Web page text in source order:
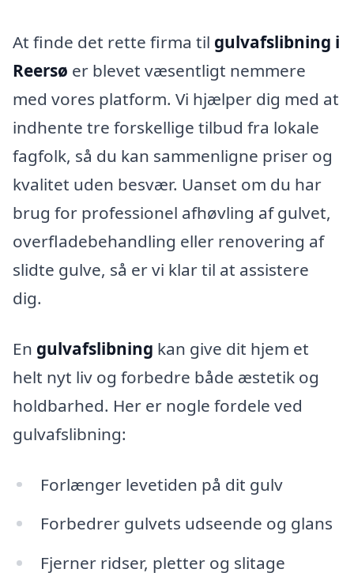
At finde det rette firma til gulvafslibning i
Reersø er blevet væsentligt nemmere
med vores platform. Vi hjælper dig med at
indhente tre forskellige tilbud fra lokale
fagfolk, så du kan sammenligne priser og
kvalitet uden besvær. Uanset om du har
brug for professionel afhøvling af gulvet,
overfladebehandling eller renovering af
slidte gulve, så er vi klar til at assistere
dig.
En gulvafslibning kan give dit hjem et
helt nyt liv og forbedre både æstetik og
holdbarhed. Her er nogle fordele ved
gulvafslibning:
Forlænger levetiden på dit gulv
Forbedrer gulvets udseende og glans
Fjerner ridser, pletter og slitage